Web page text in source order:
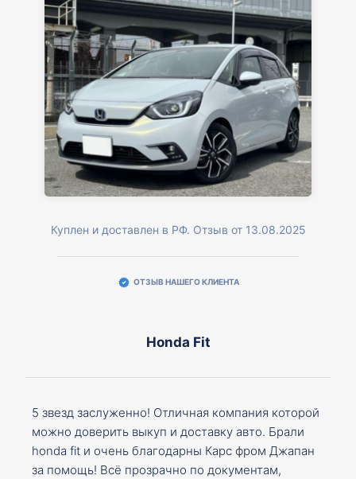
Куплен и доставлен в РФ. Отзыв от 13.08.2025
ОТЗЫВ НАШЕГО КЛИЕНТА
Honda Fit
5 звезд заслуженно! Отличная компания которой
можно доверить выкуп и доставку авто. Брали
honda fit и очень благодарны Карс фром Джапан
за помощь! Всё прозрачно по документам,